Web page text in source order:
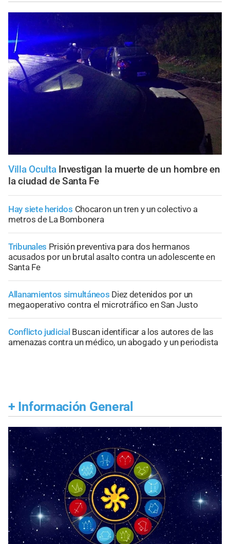
Villa Oculta Investigan la muerte de un hombre en
la ciudad de Santa Fe
Hay siete heridos Chocaron un tren y un colectivo a
metros de La Bombonera
Tribunales Prisión preventiva para dos hermanos
acusados por un brutal asalto contra un adolescente en
Santa Fe
Allanamientos simultáneos Diez detenidos por un
megaoperativo contra el microtráfico en San Justo
Conflicto judicial Buscan identificar a los autores de las
amenazas contra un médico, un abogado y un periodista
+ Información General